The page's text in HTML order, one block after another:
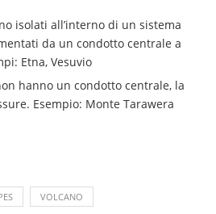
isolati all’interno di un sistema
da un condotto centrale a
Etna, Vesuvio
hanno un condotto centrale, la
Esempio: Monte Tarawera
VOLCANO